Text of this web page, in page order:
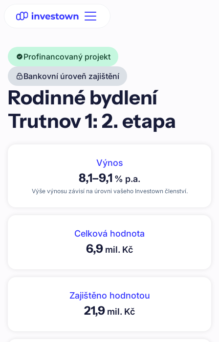
Profinancovaný projekt
Bankovní úroveň zajištění
Rodinné bydlení
Trutnov 1: 2. etapa
Výnos
8,1–9,1 % p.a.
Výše výnosu závisí na úrovni vašeho Investown členství.
Celková hodnota
6,9 mil. Kč
Zajištěno hodnotou
21,9 mil. Kč